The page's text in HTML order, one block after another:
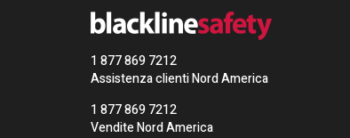
1 877 869 7212
Assistenza clienti Nord America
1 877 869 7212
Vendite Nord America